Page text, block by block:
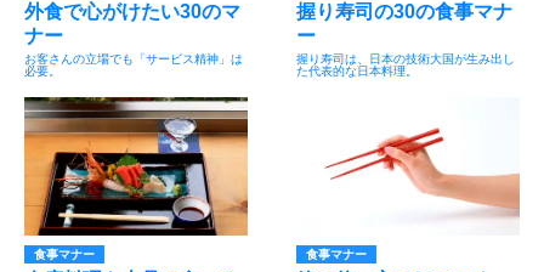
外食で心がけたい30のマ
ナー
お客さんの立場でも「サービス精神」は
必要。
握り寿司の30の食事マナ
ー
握り寿司は、日本の技術大国が生み出し
た代表的な日本料理。
食事マナー 食事マナー